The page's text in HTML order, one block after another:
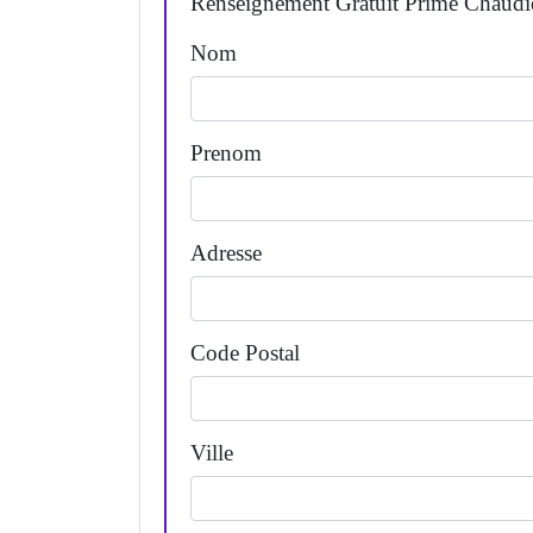
Nom
Prenom
Adresse
Code Postal
Ville